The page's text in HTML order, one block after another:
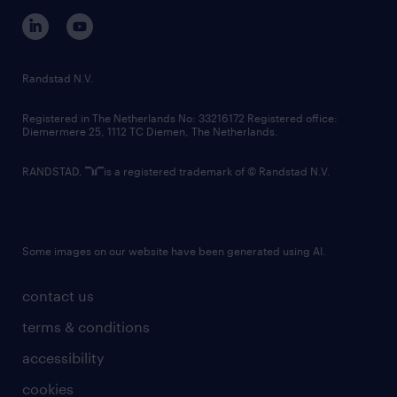
corporate governance
randstad innovation fund
country websites
contact us
terms & conditions
accessibility
cookies
Randstad N.V.
Registered in The Netherlands No: 33216172 Registered office:
Diemermere 25, 1112 TC Diemen, The Netherlands.
RANDSTAD, is a registered trademark of © Randstad N.V.
Some images on our website have been generated using AI.